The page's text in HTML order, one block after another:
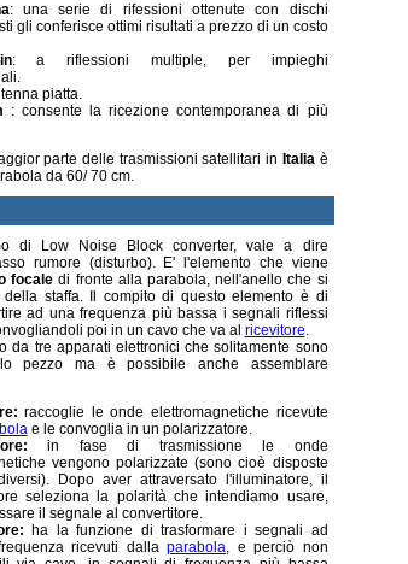
: una serie di rifessioni ottenute con dischi
gli conferisce ottimi risultati a prezzo di un costo
: a riflessioni multiple, per impieghi
piatta.
: consente la ricezione contemporanea di più
parte delle trasmissioni satellitari in Italiaè
da 60/ 70 cm.
di Low Noise Block converter, vale a dire
rumore (disturbo). E' l'elemento che viene
focale di fronte alla parabola, nell'anello che si
staffa. Il compito di questo elemento è di
ad una frequenza più bassa i segnali riflessi
poi in un cavo che va al ricevitore.
da tre apparati elettronici che solitamente sono
pezzo ma è possibile anche assemblare
raccoglie le onde elettromagnetiche ricevute
e le convoglia in un polarizzatore.
in fase di trasmissione le onde
vengono polarizzate (sono cioè disposte
Dopo aver attraversato l'illuminatore, il
seleziona la polarità che intendiamo usare,
il segnale al convertitore.
ha la funzione di trasformare i segnali ad
ricevuti dallaparabola, e perciò non